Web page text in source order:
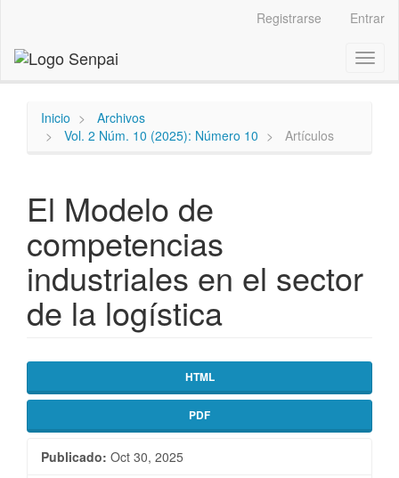
principal
Barra
Registrarse Entrar
Inicio
Archivos
Vol. 2 Núm. 10 (2025): Número 10
Artículos
El Modelo de
competencias
industriales en el sector
de la logística
Barra
lateral
del
artículo
HTML
PDF
Publicado: Oct 30, 2025